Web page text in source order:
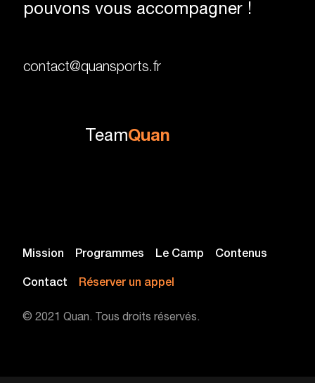
pouvons vous accompagner !
contact@quansports.fr
TeamQuan
Mission Programmes Le Camp Contenus
Contact Réserver un appel
© 2021 Quan. Tous droits réservés.